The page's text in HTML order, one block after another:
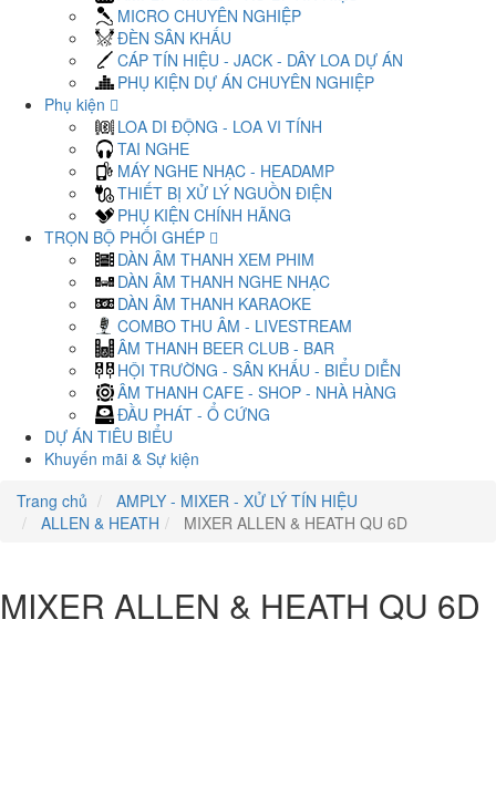
MICRO CHUYÊN NGHIỆP
ĐÈN SÂN KHẤU
CÁP TÍN HIỆU - JACK - DÂY LOA DỰ ÁN
PHỤ KIỆN DỰ ÁN CHUYÊN NGHIỆP
Phụ kiện
LOA DI ĐỘNG - LOA VI TÍNH
TAI NGHE
MÁY NGHE NHẠC - HEADAMP
THIẾT BỊ XỬ LÝ NGUỒN ĐIỆN
PHỤ KIỆN CHÍNH HÃNG
TRỌN BỘ PHỐI GHÉP
DÀN ÂM THANH XEM PHIM
DÀN ÂM THANH NGHE NHẠC
DÀN ÂM THANH KARAOKE
COMBO THU ÂM - LIVESTREAM
ÂM THANH BEER CLUB - BAR
HỘI TRƯỜNG - SÂN KHẤU - BIỂU DIỄN
ÂM THANH CAFE - SHOP - NHÀ HÀNG
ĐẦU PHÁT - Ổ CỨNG
DỰ ÁN TIÊU BIỂU
Khuyến mãi & Sự kiện
Trang chủ
AMPLY - MIXER - XỬ LÝ TÍN HIỆU
ALLEN & HEATH
MIXER ALLEN & HEATH QU 6D
MIXER ALLEN & HEATH QU 6D